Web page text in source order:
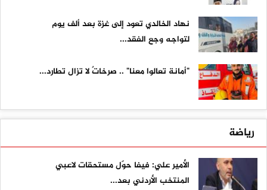
نهاد الخالدي تعود إلى غزة بعد ألف يوم
لتواجه وجع الفقد...
"أمانة تعالوا معنا" .. صرخاتٌ لا تزال تطارد...
رياضة
الأمير علي: فيفا حوّل مستحقات لاعبي
المنتخب الأردني بعد...